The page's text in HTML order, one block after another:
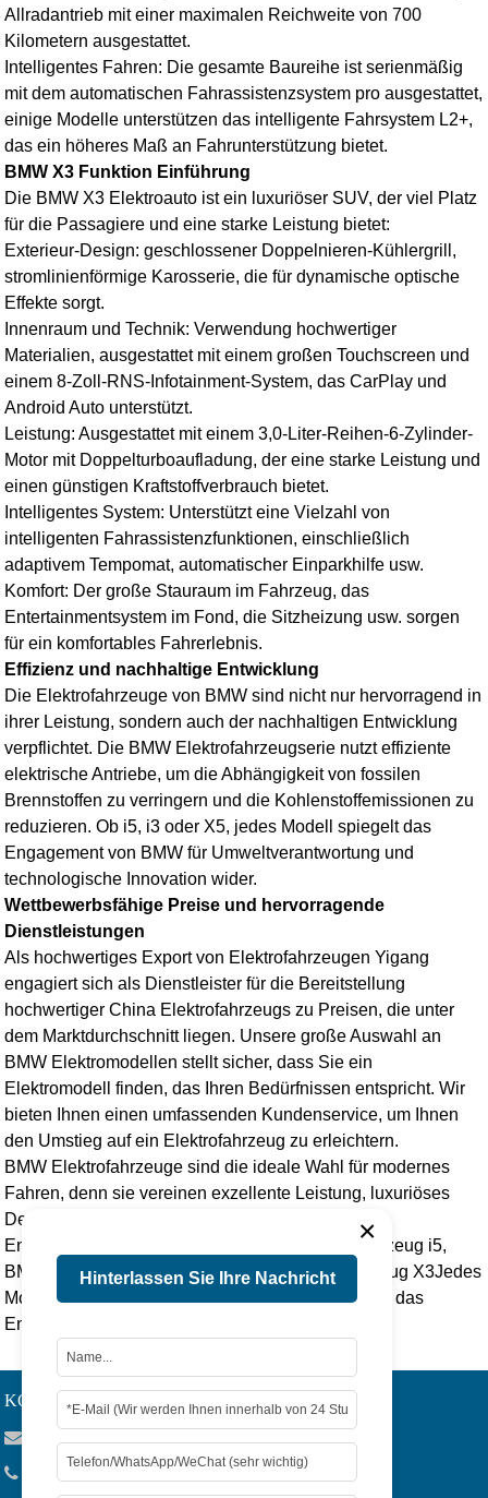
Allradantrieb mit einer maximalen Reichweite von 700
Kilometern ausgestattet.
Intelligentes Fahren: Die gesamte Baureihe ist serienmäßig
mit dem automatischen Fahrassistenzsystem pro ausgestattet,
einige Modelle unterstützen das intelligente Fahrsystem L2+,
das ein höheres Maß an Fahrunterstützung bietet.
BMW X3 Funktion Einführung
Die BMW X3 Elektroauto ist ein luxuriöser SUV, der viel Platz
für die Passagiere und eine starke Leistung bietet:
Exterieur-Design: geschlossener Doppelnieren-Kühlergrill,
stromlinienförmige Karosserie, die für dynamische optische
Effekte sorgt.
Innenraum und Technik: Verwendung hochwertiger
Materialien, ausgestattet mit einem großen Touchscreen und
einem 8-Zoll-RNS-Infotainment-System, das CarPlay und
Android Auto unterstützt.
Leistung: Ausgestattet mit einem 3,0-Liter-Reihen-6-Zylinder-
Motor mit Doppelturboaufladung, der eine starke Leistung und
einen günstigen Kraftstoffverbrauch bietet.
Intelligentes System: Unterstützt eine Vielzahl von
intelligenten Fahrassistenzfunktionen, einschließlich
adaptivem Tempomat, automatischer Einparkhilfe usw.
Komfort: Der große Stauraum im Fahrzeug, das
Entertainmentsystem im Fond, die Sitzheizung usw. sorgen
für ein komfortables Fahrerlebnis.
Effizienz und nachhaltige Entwicklung
Die Elektrofahrzeuge von BMW sind nicht nur hervorragend in
ihrer Leistung, sondern auch der nachhaltigen Entwicklung
verpflichtet. Die BMW Elektrofahrzeugserie nutzt effiziente
elektrische Antriebe, um die Abhängigkeit von fossilen
Brennstoffen zu verringern und die Kohlenstoffemissionen zu
reduzieren. Ob i5, i3 oder X5, jedes Modell spiegelt das
Engagement von BMW für Umweltverantwortung und
technologische Innovation wider.
Wettbewerbsfähige Preise und hervorragende
Dienstleistungen
Als hochwertiges Export von Elektrofahrzeugen Yigang
engagiert sich als Dienstleister für die Bereitstellung
hochwertigerChina Elektrofahrzeugs zu Preisen, die unter
dem Marktdurchschnitt liegen. Unsere große Auswahl an
BMW Elektromodellen stellt sicher, dass Sie ein
Elektromodell finden, das Ihren Bedürfnissen entspricht. Wir
bieten Ihnen einen umfassenden Kundenservice, um Ihnen
den Umstieg auf ein Elektrofahrzeug zu erleichtern.
BMW Elektrofahrzeuge sind die ideale Wahl für modernes
Fahren, denn sie vereinen exzellente Leistung, luxuriöses
Design und das Engagement für eine nachhaltige
Entwicklung. Ob es sich um das
BMW Elektrofahrzeug i5,
BMW Elektrofahrzeug i3, oderBMW Elektrofahrzeug X3Jedes
Modell ist ein Beweis für den Innovationsgeist und das
Engagement von BMW im Umweltmanagement.
×
Hinterlassen Sie Ihre Nachricht
KONTAKTIEREN SIE UNS
Viola@tjygqc.com
+86 18732106029